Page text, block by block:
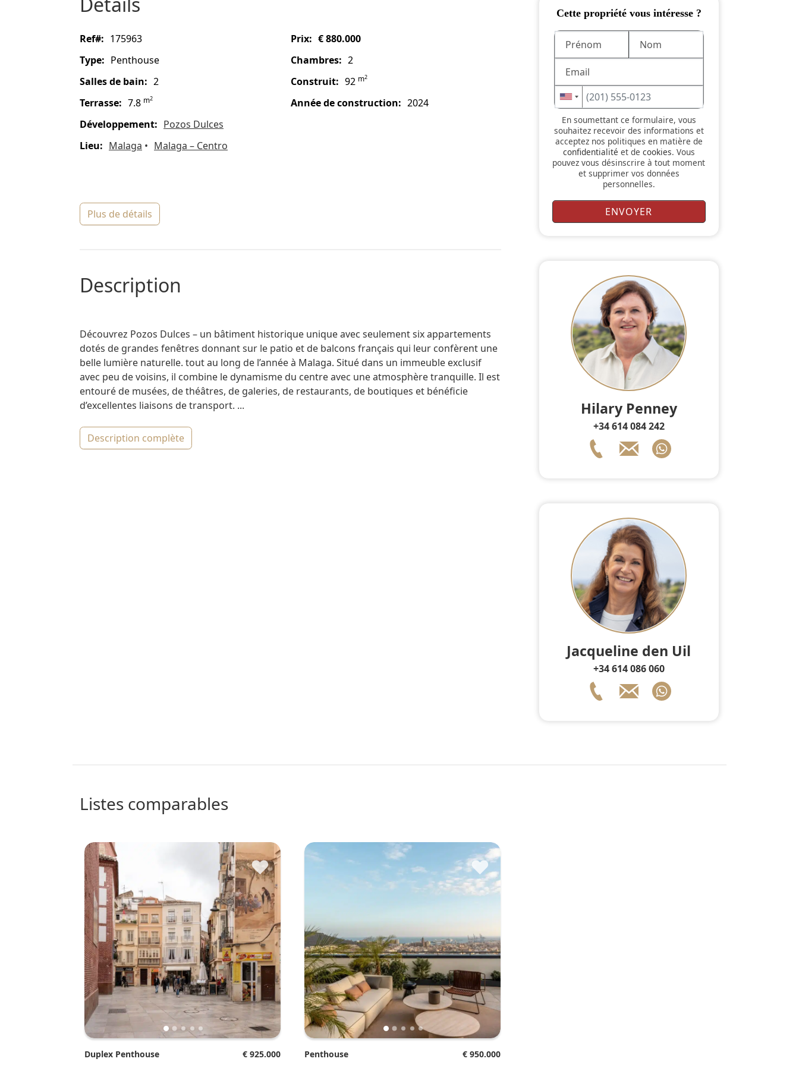
ref#: 175963 prix:
€ 880.000
type:
Penthouse chambres: 2
salles de bain: 2 construit: 92 m2
terrasse: 7.8 m2 année de construction:
2024
Développement:
Pozos Dulces
lieu:
Malaga Malaga – Centro
plus de détails
description
Découvrez Pozos Dulces – un bâtiment historique unique avec seulement six appartements
dotés de grandes fenêtres donnant sur le patio et de balcons français qui leur confèrent une
belle lumière naturelle. tout au long de l’année à Malaga. Situé dans un immeuble exclusif
avec peu de voisins, il combine le dynamisme du centre avec une atmosphère tranquille. Il est
entouré de musées, de théâtres, de galeries, de restaurants, de boutiques et bénéficie
d’excellentes liaisons de transport. ...
description complète
Cette propriété vous intéresse ?
En soumettant ce formulaire, vous
souhaitez recevoir des informations et
acceptez nos politiques en matière de
confidentialité et de cookies. Vous
pouvez vous désinscrire à tout moment
et supprimer vos données
personnelles.
Hilary Penney
+34 614 084 242
Jacqueline den Uil
+34 614 086 060
listes comparables
♥
Duplex Penthouse € 925.000
♥
Penthouse € 950.000